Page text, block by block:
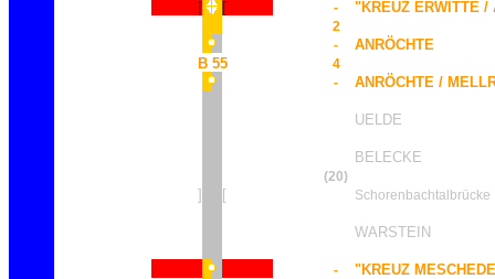
] [ - "KREUZ ERWITTE /
2
-
ANRÖCHTE
B 55
4
-
ANRÖCHTE /
UELDE
BELECKE
(20)
] [ Schorenbachtalbrücke
WARSTEIN
- "KREUZ